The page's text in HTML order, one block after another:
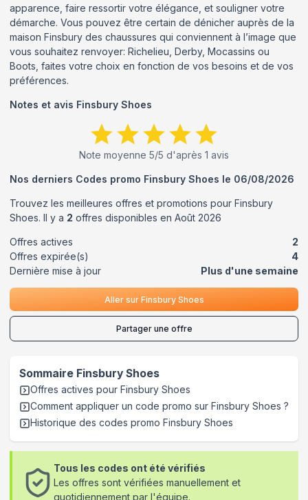
apparence, faire ressortir votre élégance, et souligner votre
démarche. Vous pouvez être certain de dénicher auprès de la
maison Finsbury des chaussures qui conviennent à l’image que
vous souhaitez renvoyer: Richelieu, Derby, Mocassins ou
Boots, faites votre choix en fonction de vos besoins et de vos
préférences.
Notes et avis Finsbury Shoes
Note moyenne 5/5 d'après 1 avis
Nos derniers Codes promo Finsbury Shoes le 06/08/2026
Trouvez les meilleures offres et promotions pour Finsbury
Shoes. Il y a 2 offres disponibles en Août 2026
Offres actives
2
Offres expirée(s)
4
Dernière mise à jour
Plus d'une semaine
Aller sur Finsbury Shoes
Partager une offre
Sommaire Finsbury Shoes
Offres actives pour Finsbury Shoes
Comment appliquer un code promo sur Finsbury Shoes ?
Historique des codes promo Finsbury Shoes
Tous les codes ont été vérifiés
Les offres sont vérifiées manuellement et
quotidiennement par l'équipe.